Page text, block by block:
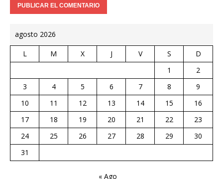
agosto 2026
L M X J V S
D
1
2
3
4 5 6 7 8
9
10
11 12 13 14 15
16
17
18 19 20 21 22
23
24
25 26 27 28 29
30
31
« Ago